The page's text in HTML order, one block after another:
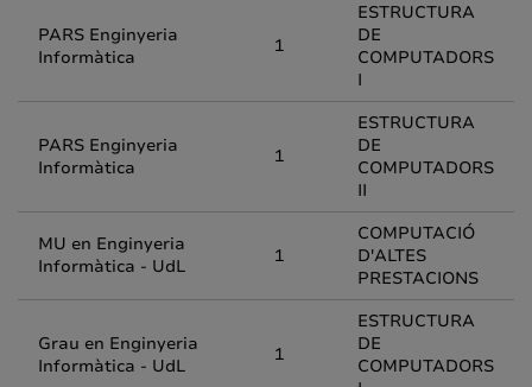
PARS Enginyeria
Informàtica
1
ESTRUCTURA
DE
COMPUTADORS
I
PARS Enginyeria
Informàtica
1
ESTRUCTURA
DE
COMPUTADORS
II
MU en Enginyeria
Informàtica - UdL
1
COMPUTACIÓ
D'ALTES
PRESTACIONS
Grau en Enginyeria
Informàtica - UdL
1
ESTRUCTURA
DE
COMPUTADORS